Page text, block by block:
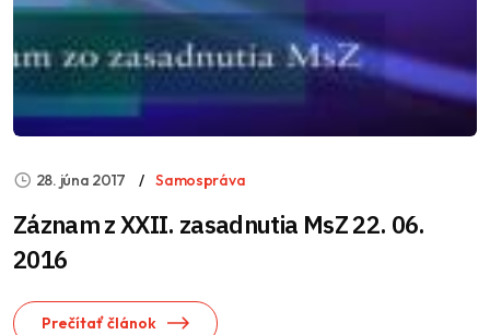
28. júna 2017 Samospráva
Záznam z XXII. zasadnutia MsZ 22. 06.
2016
Prečítať článok